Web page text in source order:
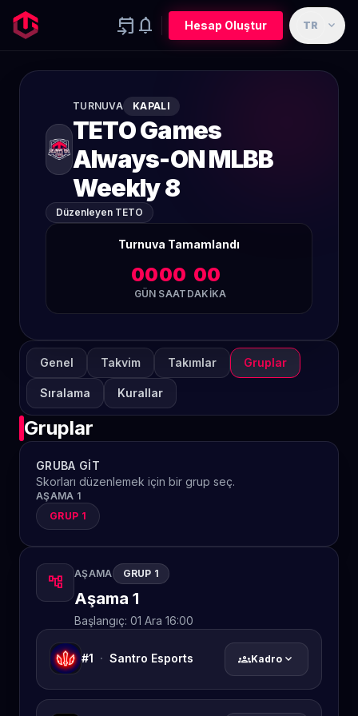
event_upcoming notifications Hesap Oluştur TR expand_more
TURNUVA KAPALI
TETO Games
Always-ON MLBB
Weekly 8
Düzenleyen TETO
Turnuva Tamamlandı
00
GÜN
00
SAAT
00
DAKIKA
Genel Takvim Takımlar Gruplar
Sıralama Kurallar
Gruplar
GRUBA GIT
Skorları düzenlemek için bir grup seç.
AŞAMA 1
GRUP 1
account_tree AŞAMA GRUP 1
Aşama 1
Başlangıç: 01 Ara 16:00
#1 · Santro Esports groupsKadro expand_more